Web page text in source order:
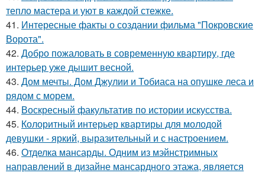
тепло мастера и уют в каждой стежке.
41. Интересные факты о создании фильма "Покровские
Ворота".
42. Добро пожаловать в современную квартиру, где
интерьер уже дышит весной.
43. Дом мечты. Дом Джулии и Тобиаса на опушке леса и
рядом с морем.
44. Воскресный факультатив по истории искусства.
45. Колоритный интерьер квартиры для молодой
девушки - яркий, выразительный и с настроением.
46. Отделка мансарды. Одним из мэйнстримных
направлений в дизайне мансардного этажа, является